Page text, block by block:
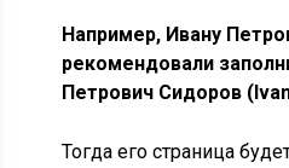
Например, Ивану
рекомендовали
Петрович Сидоров
Тогда его страница